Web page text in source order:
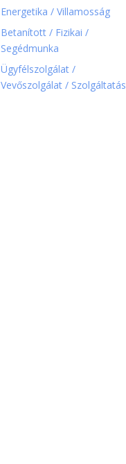
Energetika / Villamosság
Betanított / Fizikai /
Segédmunka
Ügyfélszolgálat /
Vevőszolgálat / Szolgáltatás